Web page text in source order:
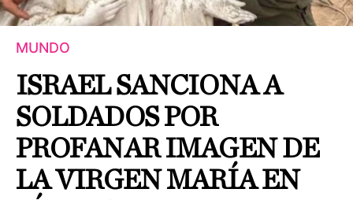
MUNDO
ISRAEL SANCIONA A
SOLDADOS POR
PROFANAR IMAGEN DE
LA VIRGEN MARÍA EN